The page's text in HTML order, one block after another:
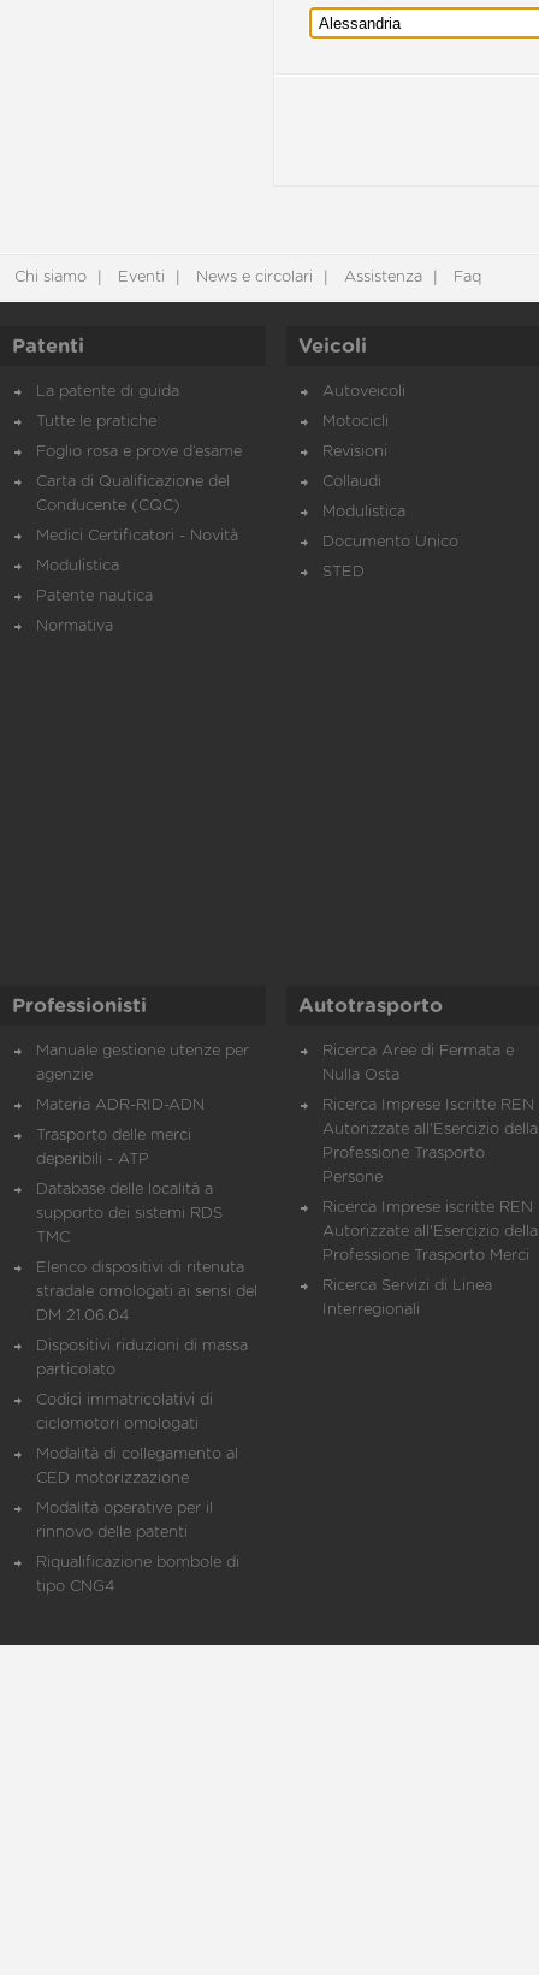
Chi siamo Eventi News e circolari Assistenza Faq
Patenti
La patente di guida
Tutte le pratiche
Foglio rosa e prove d’esame
Carta di Qualificazione del
Conducente (CQC)
Medici Certificatori - Novità
Modulistica
Patente nautica
Normativa
Veicoli
Autoveicoli
Motocicli
Revisioni
Collaudi
Modulistica
Documento Unico
STED
Professionisti
Manuale gestione utenze per
agenzie
Materia ADR-RID-ADN
Trasporto delle merci
deperibili - ATP
Database delle località a
supporto dei sistemi RDS
TMC
Elenco dispositivi di ritenuta
stradale omologati ai sensi del
DM 21.06.04
Dispositivi riduzioni di massa
particolato
Codici immatricolativi di
ciclomotori omologati
Modalità di collegamento al
CED motorizzazione
Modalità operative per il
rinnovo delle patenti
Riqualificazione bombole di
tipo CNG4
Autotrasporto
Ricerca Aree di Fermata e
Nulla Osta
Ricerca Imprese Iscritte REN
Autorizzate all'Esercizio della
Professione Trasporto
Persone
Ricerca Imprese iscritte REN
Autorizzate all'Esercizio della
Professione Trasporto Merci
Ricerca Servizi di Linea
Interregionali